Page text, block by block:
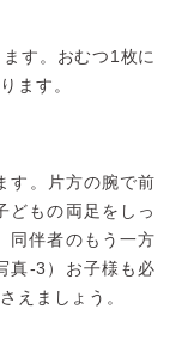
す。おむつ1枚に
ます。
す。片方の腕で前
どもの両足をしっ
同伴者のもう一方
真-3）お子様も必
えましょう。